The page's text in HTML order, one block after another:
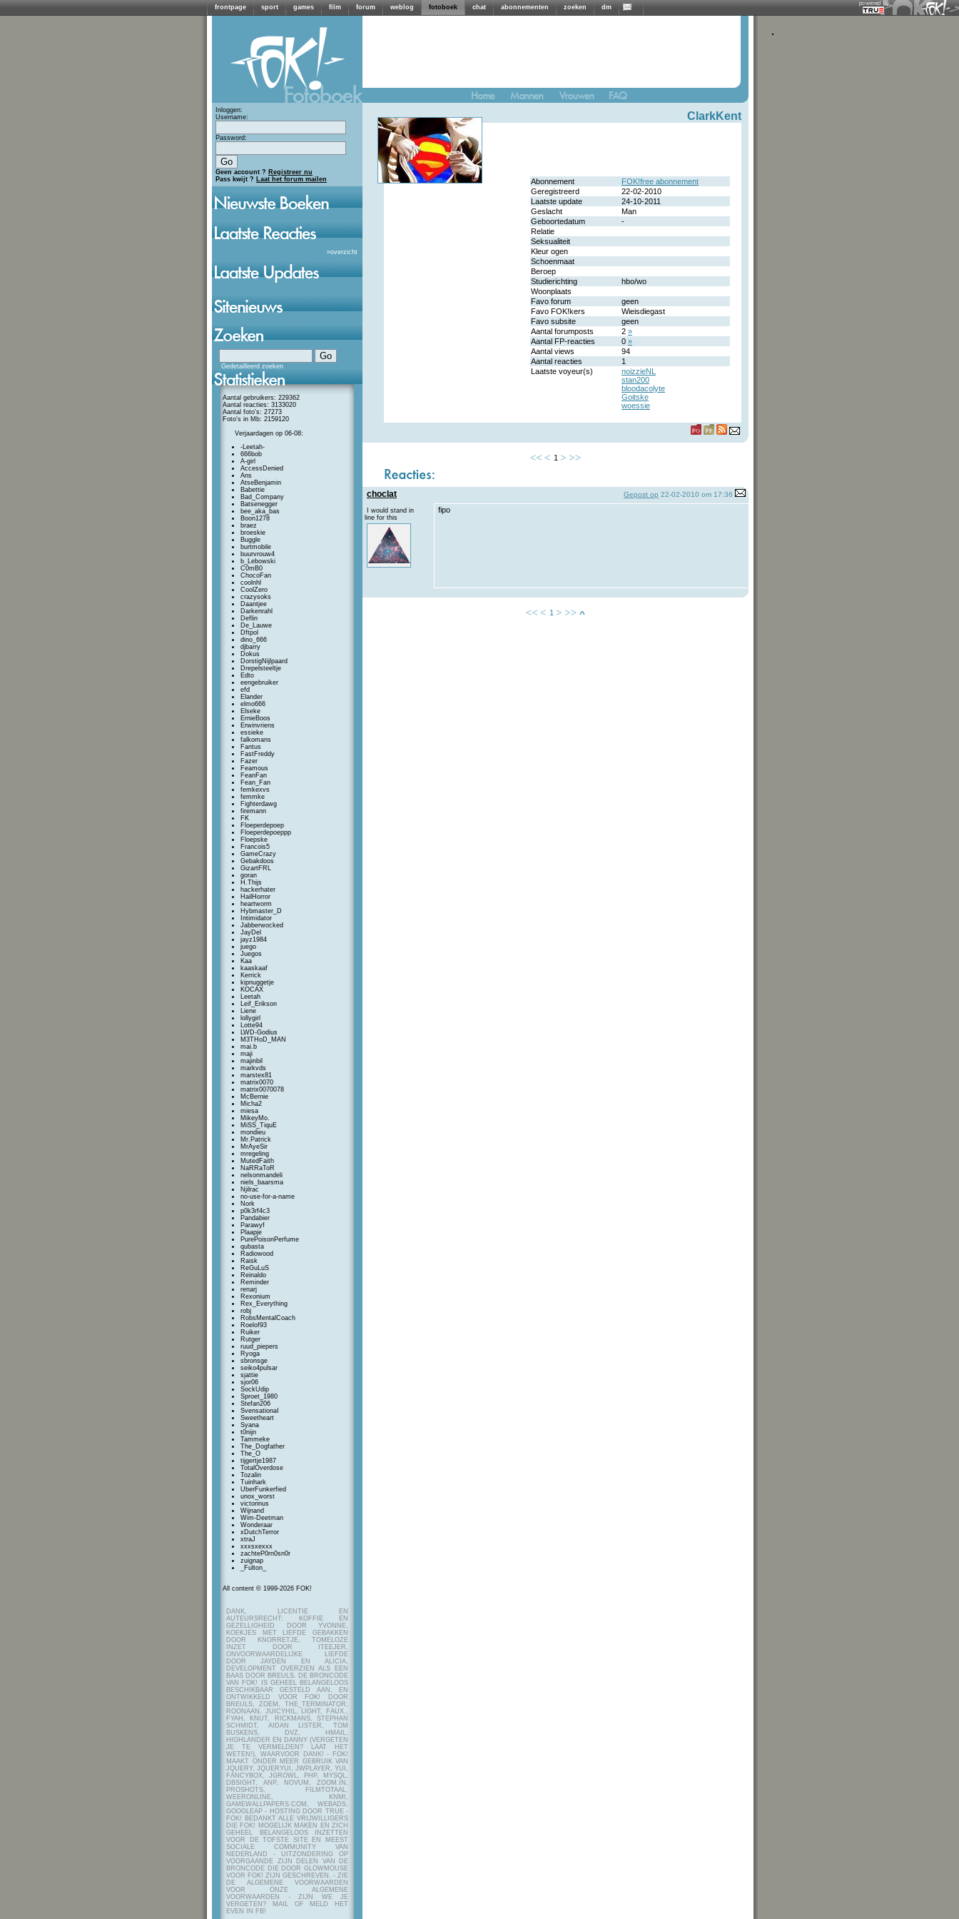
frontpage sport games film forum weblog fotoboek chat abonnementen zoeken dm
Inloggen:
Username:
Password:
Geen account ? Registreer nu
Pass kwijt ? Laat het forum mailen
»overzicht
Gedetailleerd zoeken
Aantal gebruikers: 229362
Aantal reacties: 3133020
Aantal foto's: 27273
Foto's in Mb: 2159120
Verjaardagen op 06-08:
-Leetah-
666bob
A-girl
AccessDenied
Ans
AtseBenjamin
Babettie
Bad_Company
Batsenegger
bee_aka_bas
Boon1278
braez
broeskie
Buggle
burtmobile
buurvrouw4
b_Lebowski
C0mB0
ChocoFan
coolnhl
CoolZero
crazysoks
Daantjee
Darkenrahl
Deflin
De_Lauwe
Dftpol
dino_666
djbarry
Dokus
DorstigNijlpaard
Drepelsteeltje
Edto
eengebruiker
efd
Elander
elmo666
Elseke
ErnieBoos
Erwinvriens
essieke
falkomans
Fantus
FastFreddy
Fazer
Feamous
FeanFan
Fean_Fan
femkexvs
femmke
Fighterdawg
firemann
FK
Floeperdepoep
Floeperdepoeppp
Floepske
Francois5
GameCrazy
Gebakdoos
GizartFRL
goran
H.Thijs
hackerhater
HailHorror
heartworm
Hybmaster_D
Intimidator
Jabberwocked
JayDel
jayz1984
juego
Juegos
Kaa
kaaskaaf
Kerrick
kipnuggetje
KOCAX
Leetah
Leif_Erikson
Liene
lollygirl
Lotte94
LWD-Godius
M3THoD_MAN
mai.b
maji
majinbil
markvds
marstex81
matrix0070
matrix0070078
McBernie
Micha2
miesa
MikeyMo.
MiSS_TiquE
mondieu
Mr.Patrick
MrAyeSir
mregeling
MutedFaith
NaRRaToR
nelsonmandeli
niels_baarsma
Njilrac
no-use-for-a-name
Nork
p0k3rf4c3
Pandabier
Parawyf
Plaapje
PurePoisonPerfume
qubasta
Radiowood
Raisk
ReGuLuS
Reinaldo
Reminder
renarj
Rexonium
Rex_Everything
robj
RobsMentalCoach
Roelof93
Ruiker
Rutger
ruud_piepers
Ryoga
sbronsge
seiko4pulsar
sjattie
sjor06
SockUdip
Sproet_1980
Stefan206
SvensationaI
Sweetheart
Syana
t0nijn
Tammeke
The_Dogfather
The_O
tijgertje1987
TotalOverdose
Tozalin
Tuinhark
UberFunkerfied
unox_worst
victorinus
Wijnand
Wim-Deetman
Wonderaar
xDutchTerror
xtraJ
xxxsxexxx
zachteP0rn0sn0r
zuignap
_Fulton_
All content © 1999-2026 FOK!
DANK, LICENTIE EN
AUTEURSRECHT: KOFFIE EN
GEZELLIGHEID DOOR YVONNE,
KOEKJES MET LIEFDE GEBAKKEN
DOOR KNORRETJE, TOMELOZE
INZET DOOR ITEEJER,
ONVOORWAARDELIJKE LIEFDE
DOOR JAYDEN EN ALICIA,
DEVELOPMENT OVERZIEN ALS EEN
BAAS DOOR BREULS. DE BRONCODE
VAN FOK! IS GEHEEL BELANGELOOS
BESCHIKBAAR GESTELD AAN, EN
ONTWIKKELD VOOR FOK! DOOR
BREULS, ZOEM, THE_TERMINATOR,
ROONAAN, JUICYHIL, LIGHT, FAUX.,
FYAH, KNUT, RICKMANS, STEPHAN
SCHMIDT, AIDAN LISTER, TOM
BUSKENS, DVZ, HMAIL,
HIGHLANDER EN DANNY (VERGETEN
JE TE VERMELDEN? LAAT HET
WETEN!), WAARVOOR DANK! - FOK!
MAAKT ONDER MEER GEBRUIK VAN
JQUERY, JQUERYUI, JWPLAYER, YUI,
FANCYBOX, JGROWL, PHP, MYSQL,
DBSIGHT, ANP, NOVUM, ZOOM.IN,
PROSHOTS, FILMTOTAAL,
WEERONLINE, KNMI,
GAMEWALLPAPERS.COM, WEBADS,
GOOGLEAP - HOSTING DOOR TRUE -
FOK! BEDANKT ALLE VRIJWILLIGERS
DIE FOK! MOGELIJK MAKEN EN ZICH
GEHEEL BELANGELOOS INZETTEN
VOOR DE TOFSTE SITE EN MEEST
SOCIALE COMMUNITY VAN
NEDERLAND - UITZONDERING OP
VOORGAANDE ZIJN DELEN VAN DE
BRONCODE DIE DOOR GLOWMOUSE
VOOR FOK! ZIJN GESCHREVEN. - ZIE
DE ALGEMENE VOORWAARDEN
VOOR ONZE ALGEMENE
VOORWAARDEN - ZIJN WE JE
VERGETEN? MAIL OF MELD HET
EVEN IN FB!
ClarkKent
Abonnement
FOK!free abonnement
Geregistreerd
22-02-2010
Laatste update
24-10-2011
Geslacht
Man
Geboortedatum
-
Relatie
Seksualiteit
Kleur ogen
Schoenmaat
Beroep
Studierichting
hbo/wo
Woonplaats
Favo forum
geen
Favo FOK!kers
Wieisdiegast
Favo subsite
geen
Aantal forumposts
2 »
Aantal FP-reacties
0 »
Aantal views
94
Aantal reacties
1
Laatste voyeur(s)
noizzieNL
stan200
bloodacolyte
Goitske
woessie
1
choclat Gepost op 22-02-2010 om 17:36
I would stand in
line for this
fipo
1